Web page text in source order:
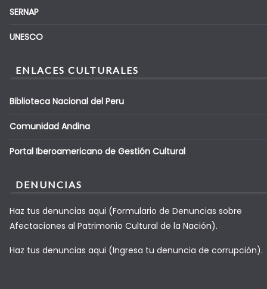
SERNAP
UNESCO
ENLACES CULTURALES
Biblioteca Nacional del Peru
Comunidad Andina
Portal Iberoamericano de Gestión Cultural
DENUNCIAS
Haz tus denuncias aqui (Formulario de Denuncias sobre
Afectaciones al Patrimonio Cultural de la Nación).
Haz tus denuncias aqui (Ingresa tu denuncia de corrupción).